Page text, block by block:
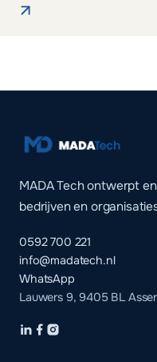
MADA Tech ontwerpt
bedrijven en
0592 700 221
info@madatech.nl
WhatsApp
Lauwers 9, 9405 BL